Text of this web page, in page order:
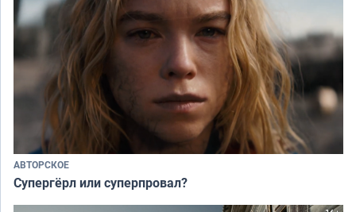
АВТОРСКОЕ
Супергёрл или суперпровал?